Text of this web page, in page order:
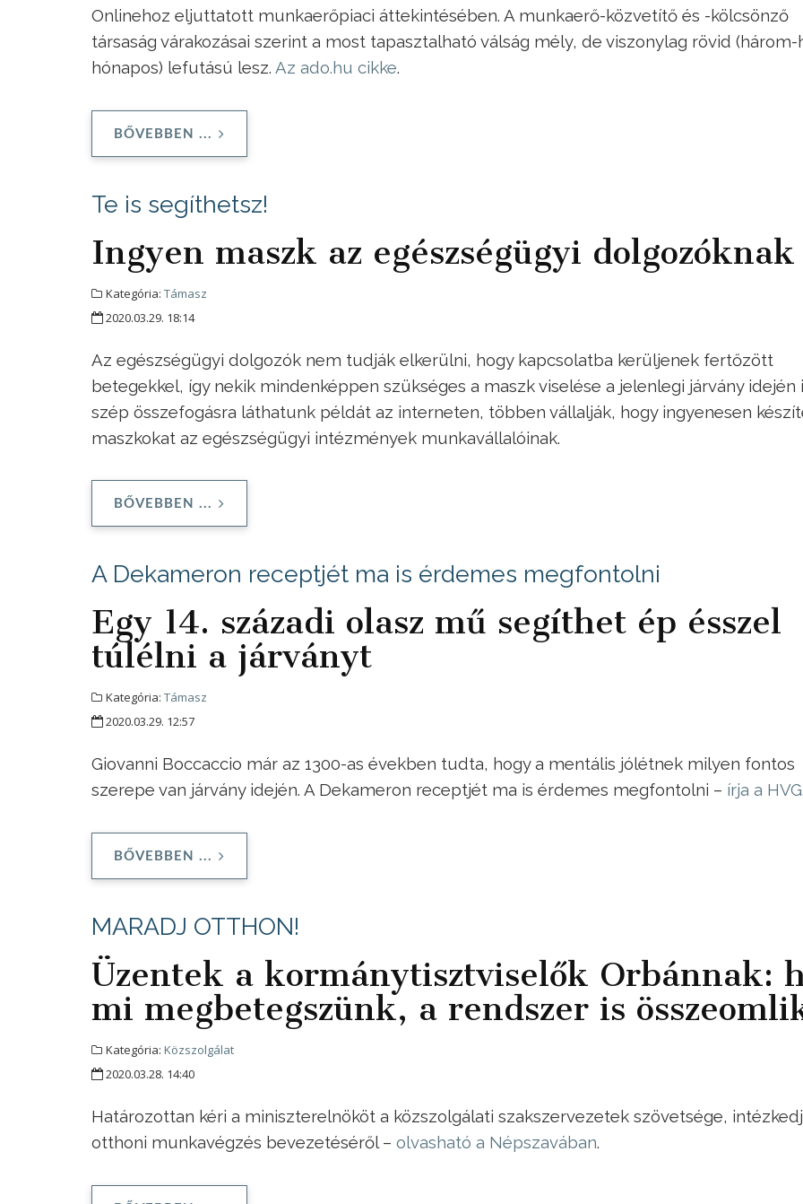
Onlinehoz eljuttatott munkaerőpiaci áttekintésében. A munkaerő-közvetítő és -kölcsönző
társaság várakozásai szerint a most tapasztalható válság mély, de viszonylag rövid (három-
hónapos) lefutású lesz. Az ado.hu cikke.
BŐVEBBEN ...
Te is segíthetsz!
Ingyen maszk az egészségügyi dolgozóknak
Kategória: Támasz
2020.03.29. 18:14
Az egészségügyi dolgozók nem tudják elkerülni, hogy kapcsolatba kerüljenek fertőzött
betegekkel, így nekik mindenképpen szükséges a maszk viselése a jelenlegi járvány idején
szép összefogásra láthatunk példát az interneten, többen vállalják, hogy ingyenesen
maszkokat az egészségügyi intézmények munkavállalóinak.
BŐVEBBEN ...
A Dekameron receptjét ma is érdemes megfontolni
Egy 14. századi olasz mű segíthet ép ésszel
túlélni a járványt
Kategória: Támasz
2020.03.29. 12:57
Giovanni Boccaccio már az 1300-as években tudta, hogy a mentális jólétnek milyen fontos
szerepe van járvány idején. A Dekameron receptjét ma is érdemes megfontolni – írja a HVG.
BŐVEBBEN ...
MARADJ OTTHON!
Üzentek a kormánytisztviselők Orbánnak:
mi megbetegszünk, a rendszer is
Kategória: Közszolgálat
2020.03.28. 14:40
Határozottan kéri a miniszterelnököt a közszolgálati szakszervezetek szövetsége,
otthoni munkavégzés bevezetéséről – olvasható a Népszavában.